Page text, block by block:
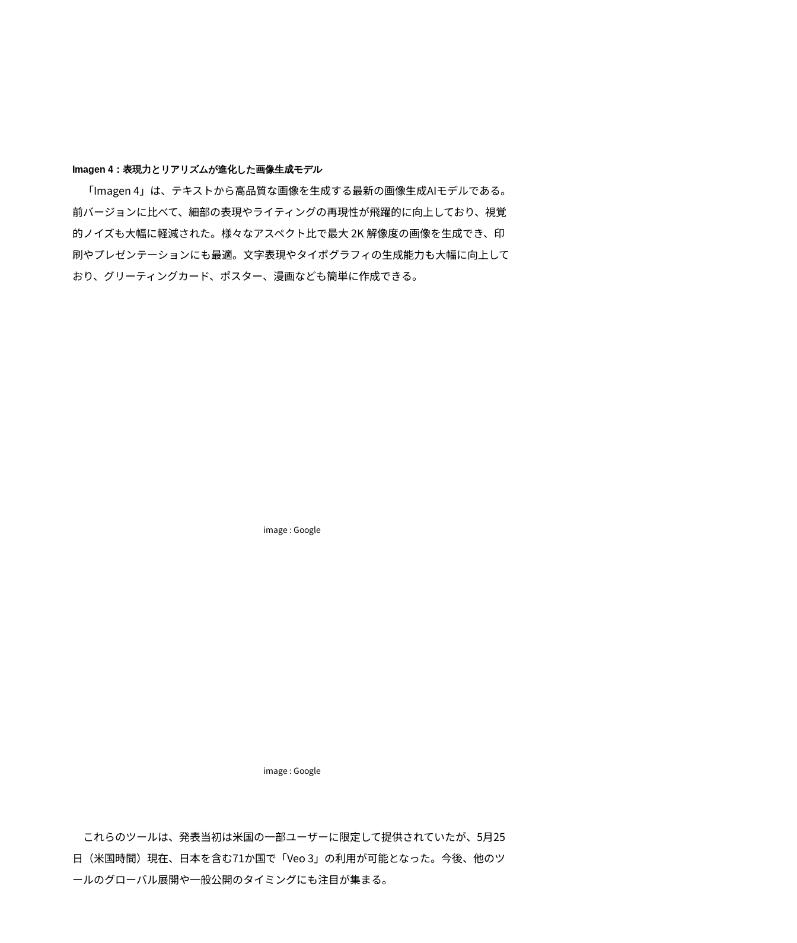
Imagen 4：表現力とリアリズムが進化した画像生成モデル
「Imagen 4」は、テキストから高品質な画像を生成する最新の画像生成AIモデルである。
前バージョンに比べて、細部の表現やライティングの再現性が飛躍的に向上しており、視覚
的ノイズも大幅に軽減された。様々なアスペクト比で最大 2K 解像度の画像を生成でき、印
刷やプレゼンテーションにも最適。文字表現やタイポグラフィの生成能力も大幅に向上して
おり、グリーティングカード、ポスター、漫画なども簡単に作成できる。
image : Google
image : Google
これらのツールは、発表当初は米国の一部ユーザーに限定して提供されていたが、5月25
日（米国時間）現在、日本を含む71か国で「Veo 3」の利用が可能となった。今後、他のツ
ールのグローバル展開や一般公開のタイミングにも注目が集まる。